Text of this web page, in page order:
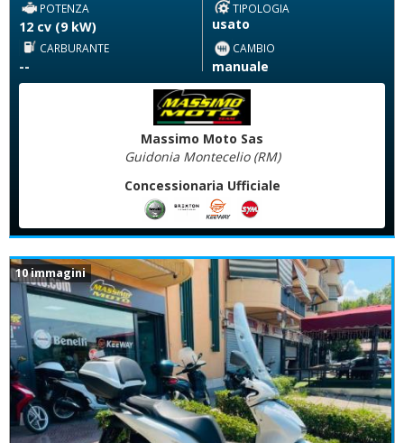
POTENZA
12 cv (9 kW)
TIPOLOGIA
usato
CARBURANTE
--
CAMBIO
manuale
Massimo Moto Sas
Guidonia Montecelio (RM)
Concessionaria Ufficiale
10 immagini